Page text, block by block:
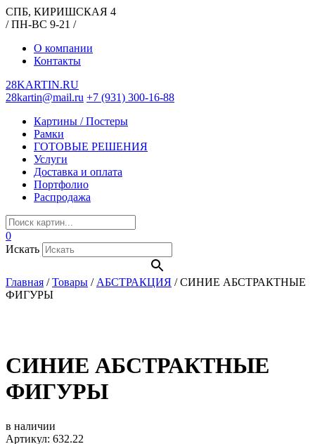
СПБ, КИРИШСКАЯ 4
/ ПН-ВС 9-21 /
О компании
Контакты
28KARTIN.RU
28kartin@mail.ru +7 (931) 300-16-88
Картины / Постеры
Рамки
ГОТОВЫЕ РЕШЕНИЯ
Услуги
Доставка и оплата
Портфолио
Распродажа
0
Искать
Главная /Товары / АБСТРАКЦИЯ /СИНИЕ АБСТРАКТНЫЕ
ФИГУРЫ
СИНИЕ АБСТРАКТНЫЕ
ФИГУРЫ
в наличии
Артикул: 632.22